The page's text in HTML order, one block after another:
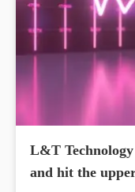
L&T
and hit the